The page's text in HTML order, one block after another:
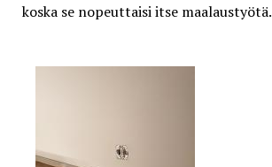
koska se nopeuttaisi itse maalaustyötä.